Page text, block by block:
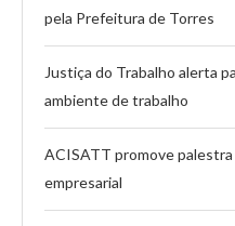
pela Prefeitura de Torres
Justiça do Trabalho alerta
ambiente de trabalho
ACISATT promove
empresarial